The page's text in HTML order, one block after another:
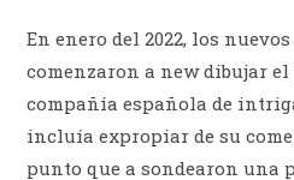
En enero del 2022, los
comenzaron a new dibujar
compañía española de
incluía expropiar de su
punto que a sondearon una